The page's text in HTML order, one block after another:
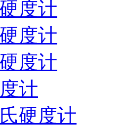
度计
度计
度计
计
硬度计